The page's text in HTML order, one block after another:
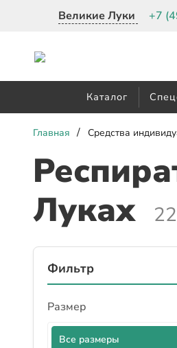
Великие Луки +7
Каталог
Главная / Средства
Луках
22
Фильтр
Размер
Все размеры